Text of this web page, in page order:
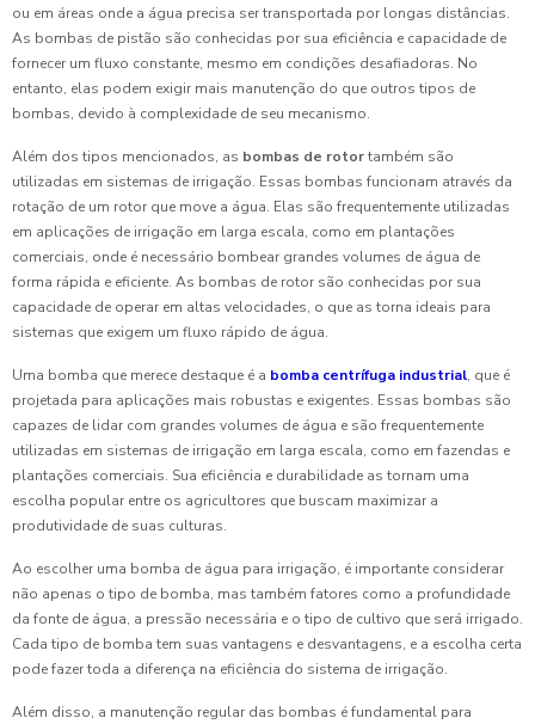
ou em áreas onde a água precisa ser transportada por longas distâncias.
As bombas de pistão são conhecidas por sua eficiência e capacidade de
fornecer um fluxo constante, mesmo em condições desafiadoras. No
entanto, elas podem exigir mais manutenção do que outros tipos de
bombas, devido à complexidade de seu mecanismo.
Além dos tipos mencionados, as bombas de rotortambém são
utilizadas em sistemas de irrigação. Essas bombas funcionam através da
rotação de um rotor que move a água. Elas são frequentemente utilizadas
em aplicações de irrigação em larga escala, como em plantações
comerciais, onde é necessário bombear grandes volumes de água de
forma rápida e eficiente. As bombas de rotor são conhecidas por sua
capacidade de operar em altas velocidades, o que as torna ideais para
sistemas que exigem um fluxo rápido de água.
Uma bomba que merece destaque é a bomba centrífuga industrial, que é
projetada para aplicações mais robustas e exigentes. Essas bombas são
capazes de lidar com grandes volumes de água e são frequentemente
utilizadas em sistemas de irrigação em larga escala, como em fazendas e
plantações comerciais. Sua eficiência e durabilidade as tornam uma
escolha popular entre os agricultores que buscam maximizar a
produtividade de suas culturas.
Ao escolher uma bomba de água para irrigação, é importante considerar
não apenas o tipo de bomba, mas também fatores como a profundidade
da fonte de água, a pressão necessária e o tipo de cultivo que será irrigado.
Cada tipo de bomba tem suas vantagens e desvantagens, e a escolha certa
pode fazer toda a diferença na eficiência do sistema de irrigação.
Além disso, a manutenção regular das bombas é fundamental para